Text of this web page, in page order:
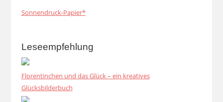
Sonnendruck-Papier*
Leseempfehlung
Florentinchen und das Glück – ein kreatives
Glücksbilderbuch